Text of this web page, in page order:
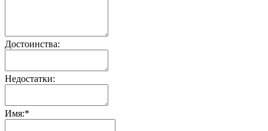
Достоинства:
Недостатки:
Имя:*